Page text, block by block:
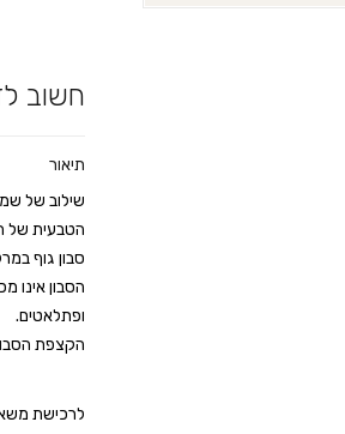
חשוב
תיאור
שילוב של
הטבעית של
סבון גוף ב
הסבון אינו
ופתלאטים.
הקצפת
לרכישת